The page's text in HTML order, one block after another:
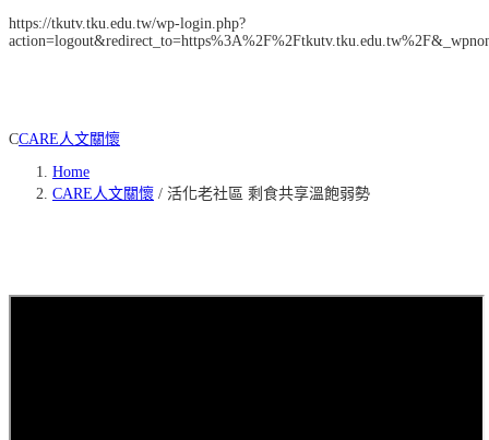
https://tkutv.tku.edu.tw/wp-login.php?
CCARE人文關懷
Home
CARE人文關懷 / 活化老社區 剩食共享溫飽弱勢